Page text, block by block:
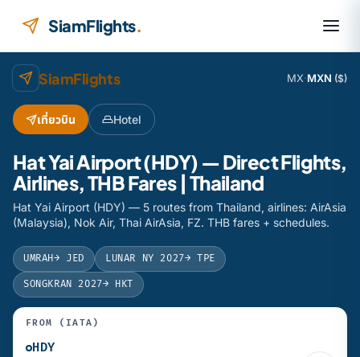
SiamFlights.
SiamFlights MX·MXN ($)
เที่ยวบิน Hotel
Hat Yai Airport (HDY) — Direct Flights,
Airlines, THB Fares | Thailand
Hat Yai Airport (HDY) — 5 routes from Thailand, airlines: AirAsia
(Malaysia), Nok Air, Thai AirAsia, FZ. THB fares + schedules.
UMRAH→ JED LUNAR NY 2027→ TPE
SONGKRAN 2027→ HKT
FROM (IATA)